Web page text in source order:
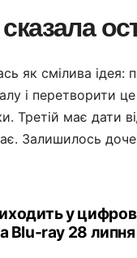
як смілива ідея:
і перетворити
Третій має дати
Залишилось
у
Blu-ray 28 липня